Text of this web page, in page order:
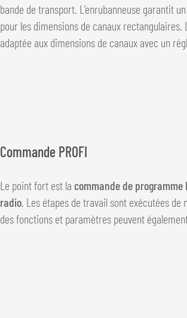
bande de transport. L’enrubanneuse garantit un
pour les dimensions de canaux
adaptée aux dimensions de canaux avec un
Commande PROFI
Le point fort est la commande de programme
radio. Les étapes de travail sont exécutées de
des fonctions et paramètres peuvent